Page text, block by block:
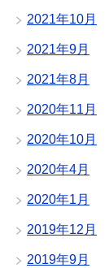
2021年10月
2021年9月
2021年8月
2020年11月
2020年10月
2020年4月
2020年1月
2019年12月
2019年9月